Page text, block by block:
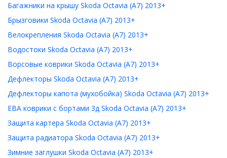
Багажники на крышу Skoda Octavia (A7) 2013+
Брызговики Skoda Octavia (A7) 2013+
Велокрепления Skoda Octavia (A7) 2013+
Водостоки Skoda Octavia (A7) 2013+
Ворсовые коврики Skoda Octavia (A7) 2013+
Дефлекторы Skoda Octavia (A7) 2013+
Дефлекторы капота (мухобойка) Skoda Octavia (A7) 2013+
ЕВА коврики с бортами 3д Skoda Octavia (A7) 2013+
Защита картера Skoda Octavia (A7) 2013+
Защита радиатора Skoda Octavia (A7) 2013+
Зимние заглушки Skoda Octavia (A7) 2013+